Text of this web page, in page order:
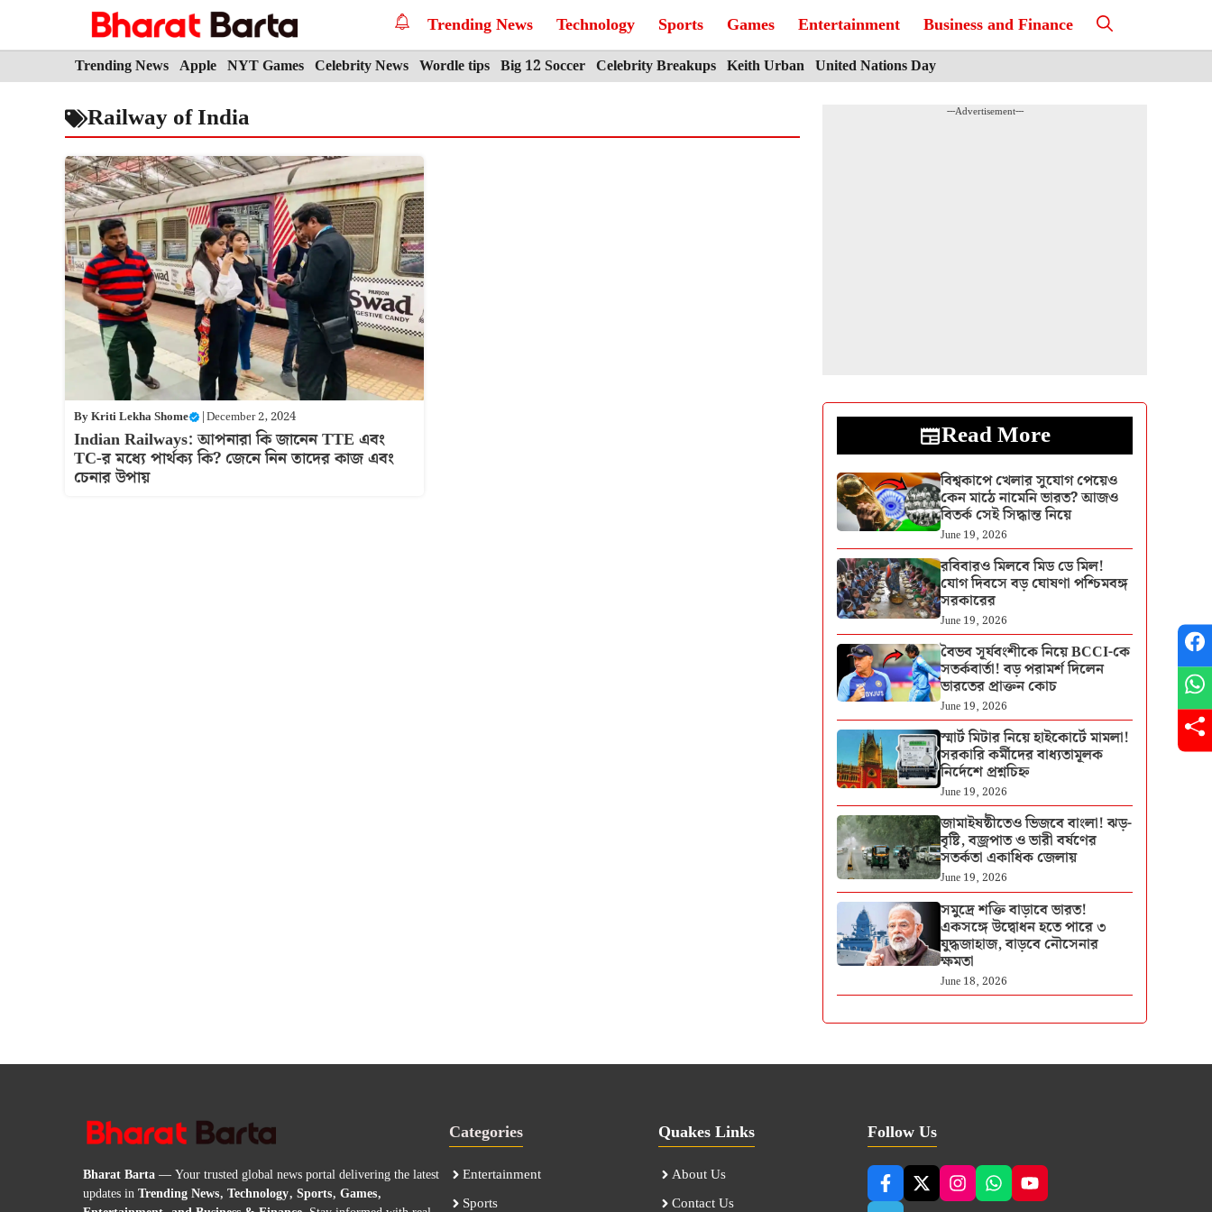
Trending News Technology Sports Games Entertainment Business and Finance
Trending News Apple NYT Games Celebrity News Wordle tips Big 12 Soccer Celebrity Breakups Keith Urban United Nations Day
Railway of India
ByKriti Lekha Shome |December 2, 2024
Indian Railways: আপনারা কি জানেন TTE এবং
TC-র মধ্যে পার্থক্য কি? জেনে নিন তাদের কাজ এবং
চেনার উপায়
---Advertisement---
Read More
বিশ্বকাপে খেলার সুযোগ পেয়েও
কেন মাঠে নামেনি ভারত? আজও
বিতর্ক সেই সিদ্ধান্ত নিয়ে
June 19, 2026
রবিবারও মিলবে মিড ডে মিল!
যোগ দিবসে বড় ঘোষণা পশ্চিমবঙ্গ
সরকারের
June 19, 2026
বৈভব সূর্যবংশীকে নিয়ে BCCI-কে
সতর্কবার্তা! বড় পরামর্শ দিলেন
ভারতের প্রাক্তন কোচ
June 19, 2026
স্মার্ট মিটার নিয়ে হাইকোর্টে মামলা!
সরকারি কর্মীদের বাধ্যতামূলক
নির্দেশে প্রশ্নচিহ্ন
June 19, 2026
জামাইষষ্ঠীতেও ভিজবে বাংলা! ঝড়-
বৃষ্টি, বজ্রপাত ও ভারী বর্ষণের
সতর্কতা একাধিক জেলায়
June 19, 2026
সমুদ্রে শক্তি বাড়াবে ভারত!
একসঙ্গে উদ্বোধন হতে পারে ৩
যুদ্ধজাহাজ, বাড়বে নৌসেনার
ক্ষমতা
June 18, 2026
Bharat Barta— Your trusted global news portal delivering the latest
updates inTrending News, Technology, Sports, Games,
Categories
Entertainment
Sports
Quakes Links
About Us
Contact Us
Follow Us